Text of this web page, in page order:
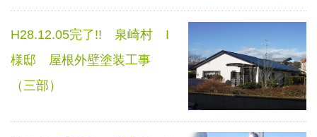
H28.12.05完了!! 泉崎村 I
様邸 屋根外壁塗装工事
（三部）